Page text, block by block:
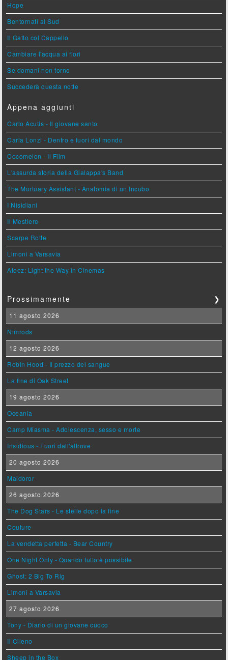
Hope
Bentornati al Sud
Il Gatto col Cappello
Cambiare l'acqua ai fiori
Se domani non torno
Succederà questa notte
Appena aggiunti
Carlo Acutis - Il giovane santo
Carla Lonzi - Dentro e fuori dal mondo
Cocomelon - Il Film
L'assurda storia della Gialappa's Band
The Mortuary Assistant - Anatomia di un Incubo
I Nisidiani
Il Mestiere
Scarpe Rotte
Limoni a Varsavia
Ateez: Light the Way in Cinemas
Prossimamente ❯
11 agosto 2026
Nimrods
12 agosto 2026
Robin Hood - Il prezzo del sangue
La fine di Oak Street
19 agosto 2026
Oceania
Camp Miasma - Adolescenza, sesso e morte
Insidious - Fuori dall'altrove
20 agosto 2026
Maldoror
26 agosto 2026
The Dog Stars - Le stelle dopo la fine
Couture
La vendetta perfetta - Bear Country
One Night Only - Quando tutto è possibile
Ghost: 2 Big To Rig
Limoni a Varsavia
27 agosto 2026
Tony - Diario di un giovane cuoco
Il Cileno
Sheep in the Box